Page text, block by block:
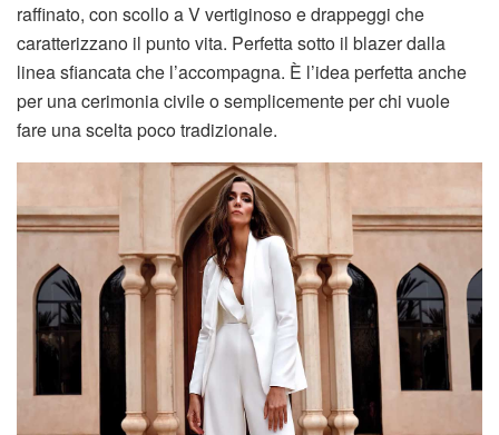
raffinato, con scollo a V vertiginoso e drappeggi che
caratterizzano il punto vita. Perfetta sotto il blazer dalla
linea sfiancata che l’accompagna. È l’idea perfetta anche
per una cerimonia civile o semplicemente per chi vuole
fare una scelta poco tradizionale.